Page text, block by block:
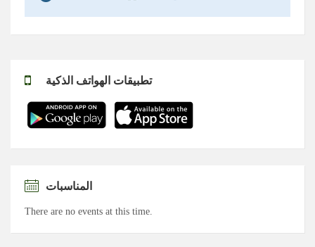
تطبيقات الهواتف الذكية
المناسبات
There are no events at this time.